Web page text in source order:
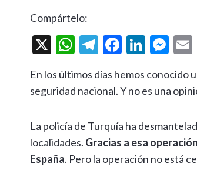
Compártelo:
X
W
at
s
A
p
p
T
e
gr
a
m
F
e
b
o
o
k
Li
ke
dI
n
M
se
n
g
er
l
En los últimos días hemos conocido
seguridad nacional. Y no es una
La policía de Turquía ha
localidades. Gracias a esa
España. Pero la operación no está